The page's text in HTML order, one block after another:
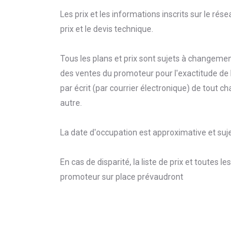
Les prix et les informations inscrits sur le
prix et le devis technique.
Tous les plans et prix sont sujets à
des ventes du promoteur pour l'exactitude
par écrit (par courrier électronique) de tout
autre.
La date d'occupation est approximative et
En cas de disparité, la liste de prix et toutes
promoteur sur place prévaudront